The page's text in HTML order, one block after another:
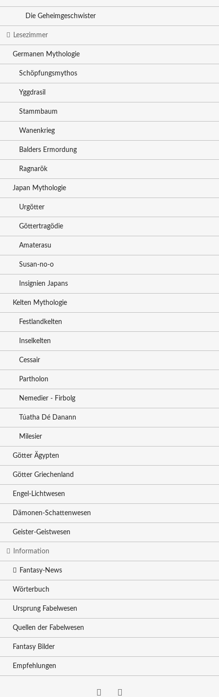
Die Geheimgeschwister
Lesezimmer
Germanen Mythologie
Schöpfungsmythos
Yggdrasil
Stammbaum
Wanenkrieg
Balders Ermordung
Ragnarök
Japan Mythologie
Urgötter
Göttertragödie
Amaterasu
Susan-no-o
Insignien Japans
Kelten Mythologie
Festlandkelten
Inselkelten
Cessair
Partholon
Nemedier - Firbolg
Túatha Dé Danann
Milesier
Götter Ägypten
Götter Griechenland
Engel-Lichtwesen
Dämonen-Schattenwesen
Geister-Geistwesen
Information
Fantasy-News
Wörterbuch
Ursprung Fabelwesen
Quellen der Fabelwesen
Fantasy Bilder
Empfehlungen